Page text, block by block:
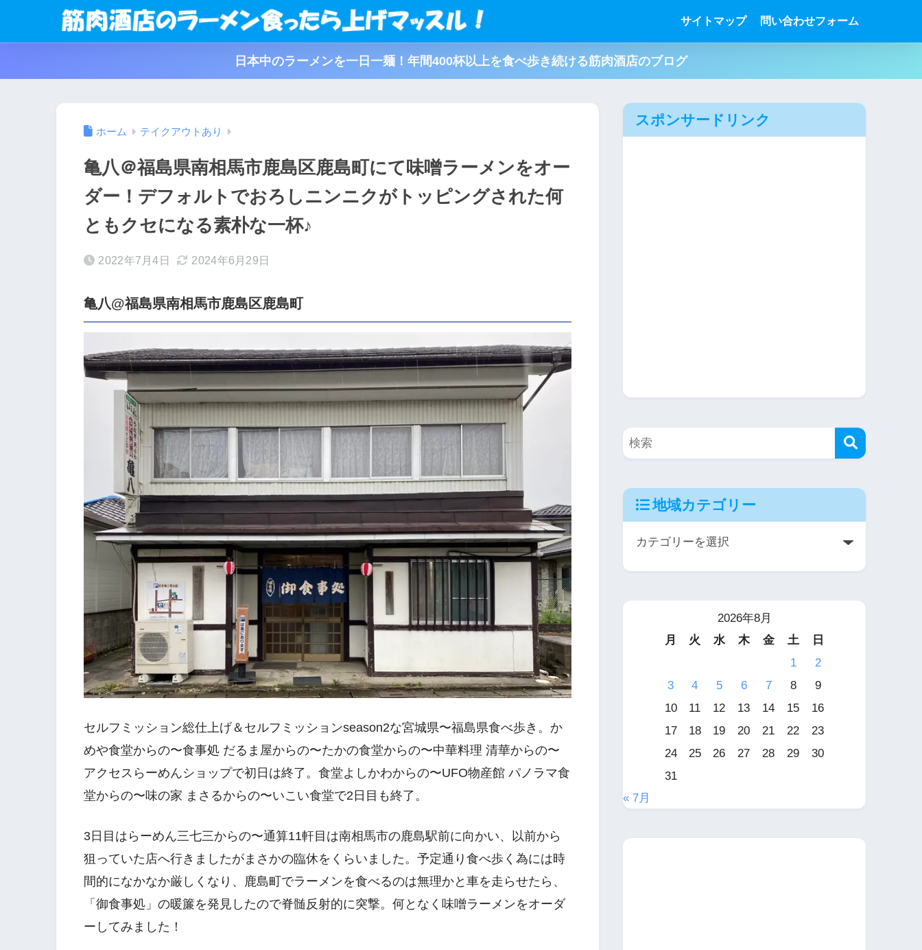
サイトマップ 問い合わせフォーム
日本中のラーメンを一日一麺！年間400杯以上を食べ歩き続ける筋肉酒店のブログ
ホーム テイクアウトあり
亀八＠福島県南相馬市鹿島区鹿島町にて味噌ラーメンをオー
ダー！デフォルトでおろしニンニクがトッピングされた何
ともクセになる素朴な一杯♪
2022年7月4日 2024年6月29日
亀八@福島県南相馬市鹿島区鹿島町
セルフミッション総仕上げ＆セルフミッションseason2な宮城県〜福島県食べ歩き。か
めや食堂からの〜食事処 だるま屋からの〜たかの食堂からの〜中華料理 清華からの〜
アクセスらーめんショップで初日は終了。食堂よしかわからの〜UFO物産館 パノラマ食
堂からの〜味の家 まさるからの〜いこい食堂で2日目も終了。
3日目はらーめん三七三からの〜通算11軒目は南相馬市の鹿島駅前に向かい、以前から
狙っていた店へ行きましたがまさかの臨休をくらいました。予定通り食べ歩く為には時
間的になかなか厳しくなり、鹿島町でラーメンを食べるのは無理かと車を走らせたら、
「御食事処」の暖簾を発見したので脊髄反射的に突撃。何となく味噌ラーメンをオーダ
ーしてみました！
スポンサードリンク
地域カテゴリー
2026年8月
月
火 水 木 金 土
日
1
2
3
4 5 6 7 8
9
10
11 12 13 14 15
16
17
18 19 20 21 22
23
24
25 26 27 28 29
30
31
« 7月